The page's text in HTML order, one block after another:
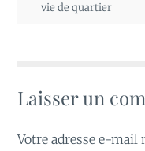
vie de quartier
Laisser un
Votre adresse e-mail